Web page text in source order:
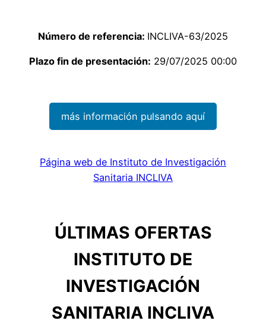
Número de referencia: INCLIVA-63/2025
Plazo fin de presentación: 29/07/2025 00:00
más información pulsando aquí
Página web de Instituto de Investigación
Sanitaria INCLIVA
ÚLTIMAS OFERTAS
INSTITUTO DE
INVESTIGACIÓN
SANITARIA INCLIVA